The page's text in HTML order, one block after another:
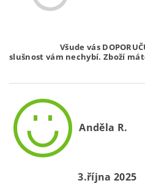
Všude vás
slušnost vám nechybí. Zboží
3.října